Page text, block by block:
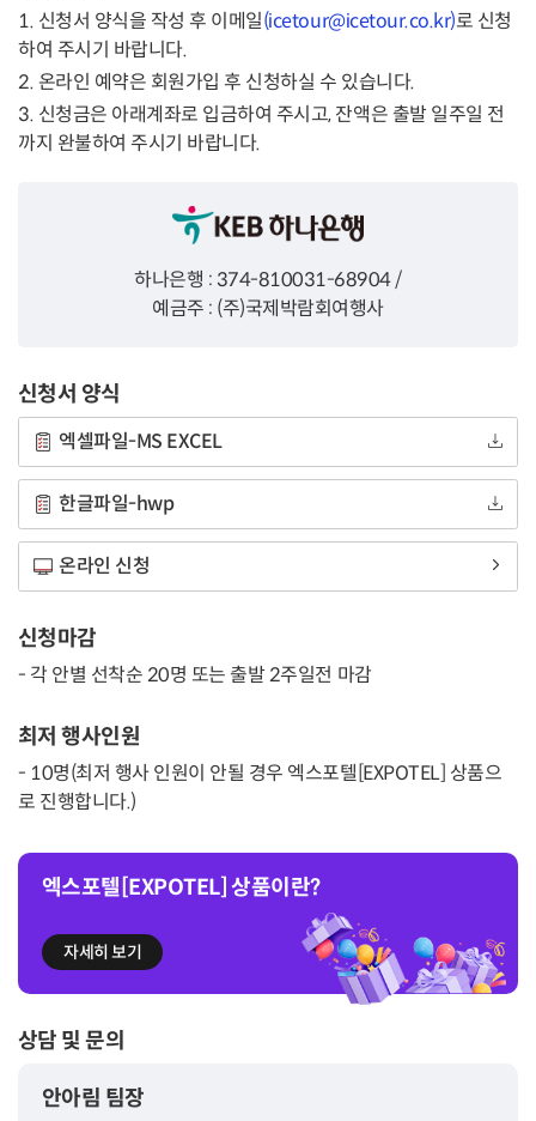
1. 신청서 양식을 작성 후 이메일(icetour@icetour.co.kr)로 신청
하여 주시기 바랍니다.
2. 온라인 예약은 회원가입 후 신청하실 수 있습니다.
3. 신청금은 아래계좌로 입금하여 주시고, 잔액은 출발 일주일 전
까지 완불하여 주시기 바랍니다.
하나은행 : 374-810031-68904 /
예금주 : (주)국제박람회여행사
신청서 양식
엑셀파일-MS EXCEL
한글파일-hwp
온라인 신청
신청마감
- 각 안별 선착순 20명 또는 출발 2주일전 마감
최저 행사인원
- 10명(최저 행사 인원이 안될 경우 엑스포텔[EXPOTEL] 상품으
로 진행합니다.)
엑스포텔[EXPOTEL] 상품이란?
자세히 보기
상담 및 문의
안아림 팀장